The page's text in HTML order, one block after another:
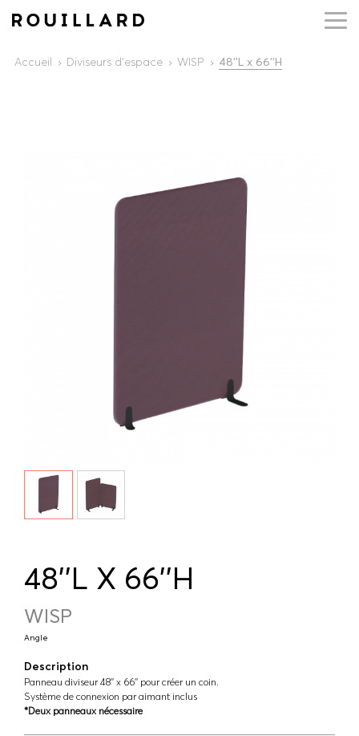
Accueil Diviseurs d'espace WISP 48''L x 66''H
48''L X 66''H
WISP
Angle
Description
Panneau diviseur 48'' x 66'' pour créer un coin.
Système de connexion par aimant inclus
*Deux panneaux nécessaire